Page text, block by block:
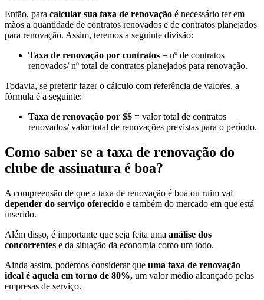
Então, para calcular sua taxa de renovação é necessário ter em
mãos a quantidade de contratos renovados e de contratos planejados
para renovação. Assim, teremos a seguinte divisão:
Taxa de renovação por contratos = nº de contratos
renovados/ nº total de contratos planejados para renovação.
Todavia, se preferir fazer o cálculo com referência de valores, a
fórmula é a seguinte:
Taxa de renovação por $$ = valor total de contratos
renovados/ valor total de renovações previstas para o período.
Como saber se a taxa de renovação do
clube de assinatura é boa?
A compreensão de que a taxa de renovação é boa ou ruim vai
depender do serviço oferecido e também do mercado em que está
inserido.
Além disso, é importante que seja feita uma análise dos
concorrentes e da situação da economia como um todo.
Ainda assim, podemos considerar que uma taxa de renovação
ideal é aquela em torno de 80%, um valor médio alcançado pelas
empresas de serviço.